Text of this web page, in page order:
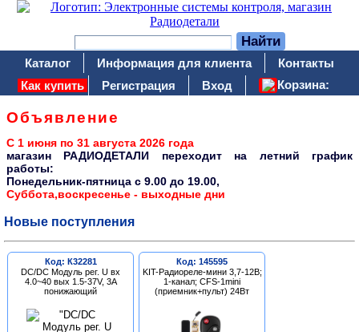
Каталог Информация для клиента
Контакты
Как купить
Регистрация Вход Корзина:
Объявление
С 1 июня по 31 августа 2026 года
магазин РАДИОДЕТАЛИ переходит на летний график
работы:
Понедельник-пятница c 9.00 до 19.00,
Суббота,воскресенье - выходные дни
Новые поступления
Код: К32281
DC/DC Модуль рег. U вх
4.0~40 вых 1.5-37V, 3A
понижающий
Код: 145595
KIT-Радиореле-мини 3,7-12В;
1-канал; CFS-1mini
(приемник+пульт) 24Вт